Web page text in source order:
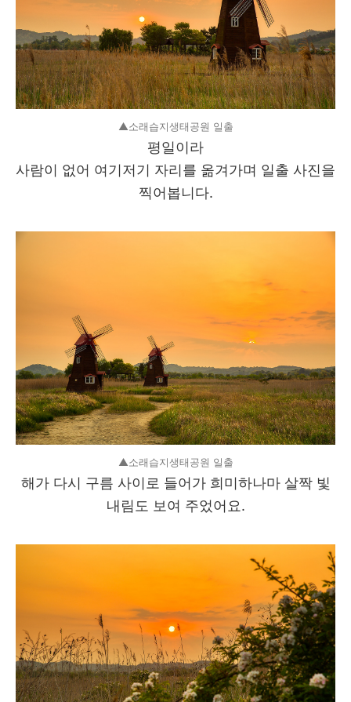
▲소래습지생태공원 일출
평일이라
사람이 없어 여기저기 자리를 옮겨가며 일출 사진을
찍어봅니다.
▲소래습지생태공원 일출
해가 다시 구름 사이로 들어가 희미하나마 살짝 빛
내림도 보여 주었어요.